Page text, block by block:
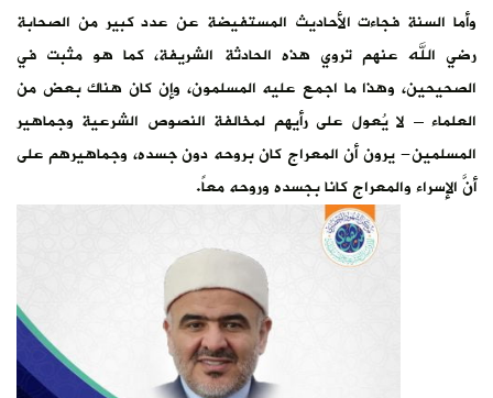
وأما السنة فجاءت الأحاديث المستفيضة عن عدد كبير من الصحابة
رضي الله عنهم تروي هذه الحادثة الشريفة، كما هو مثبت في
الصحيحين، وهذا ما اجمع عليه المسلمون، وإن كان هناك بعض من
العلماء – لا يُعول على رأيهم لمخالفة النصوص الشرعية وجماهير
المسلمين- يرون أن المعراج كان بروحه دون جسده، وجماهيرهم على
أنَّ الإسراء والمعراج كانا بجسده وروحه معاً.